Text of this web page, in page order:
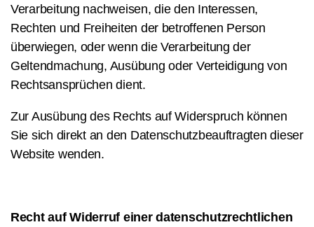
Verarbeitung nachweisen, die den Interessen,
Rechten und Freiheiten der betroffenen Person
überwiegen, oder wenn die Verarbeitung der
Geltendmachung, Ausübung oder Verteidigung von
Rechtsansprüchen dient.
Zur Ausübung des Rechts auf Widerspruch können
Sie sich direkt an den Datenschutzbeauftragten dieser
Website wenden.
Recht auf Widerruf einer datenschutzrechtlichen